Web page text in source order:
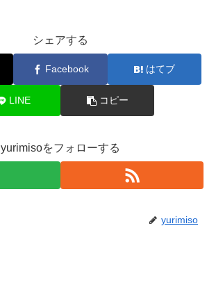
シェアする
Facebook はてブ
LINE コピー
yurimisoをフォローする
yurimiso